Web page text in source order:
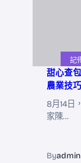
記
甜心查
農業技
8月14日
家陳…
Byadmin